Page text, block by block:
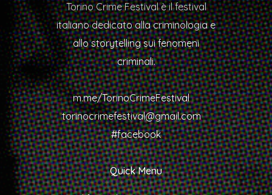
Torino Crime Festival è il festival
italiano dedicato alla criminologia e
allo storytelling sui fenomeni
criminali.
m.me/TorinoCrimeFestival
torinocrimefestival@gmail.com
#facebook
Quick Menu